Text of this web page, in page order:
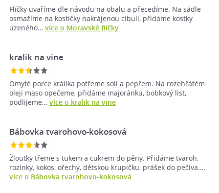
Flíčky uvaříme dle návodu na obalu a přecedíme. Na sádle
osmažíme na kostičky nakrájenou cibuli, přidáme kostky
uzeného… více o Moravské flíčky
kralik na vine
Omyté porce králíka potřeme solí a pepřem. Na rozehřátém
oleji maso opečeme, přidáme majoránku, bobkový list,
podlijeme… více o kralik na vine
Bábovka tvarohovo-kokosová
Žloutky třeme s tukem a cukrem do pěny. Přidáme tvaroh,
rozinky, kokos, ořechy, dětskou krupičku, prášek do pečiva.…
více o Bábovka tvarohovo-kokosová